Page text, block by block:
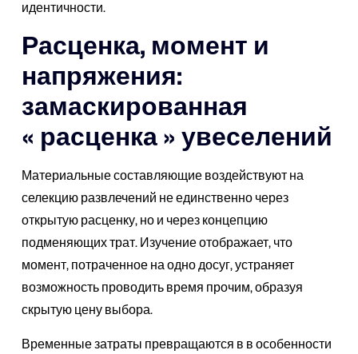
идентичности.
Расценка, момент и
напряжения:
замаскированная
« расценка » увеселений
Материальные составляющие воздействуют на
селекцию развлечений не единственно через
открытую расценку, но и через концепцию
подменяющих трат. Изучение отображает, что
момент, потраченное на одно досуг, устраняет
возможность проводить время прочим, образуя
скрытую цену выбора.
Временные затраты превращаются в в особенности